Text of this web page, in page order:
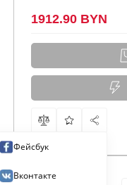
1912.90 BYN
Фейсбук
Вконтакте